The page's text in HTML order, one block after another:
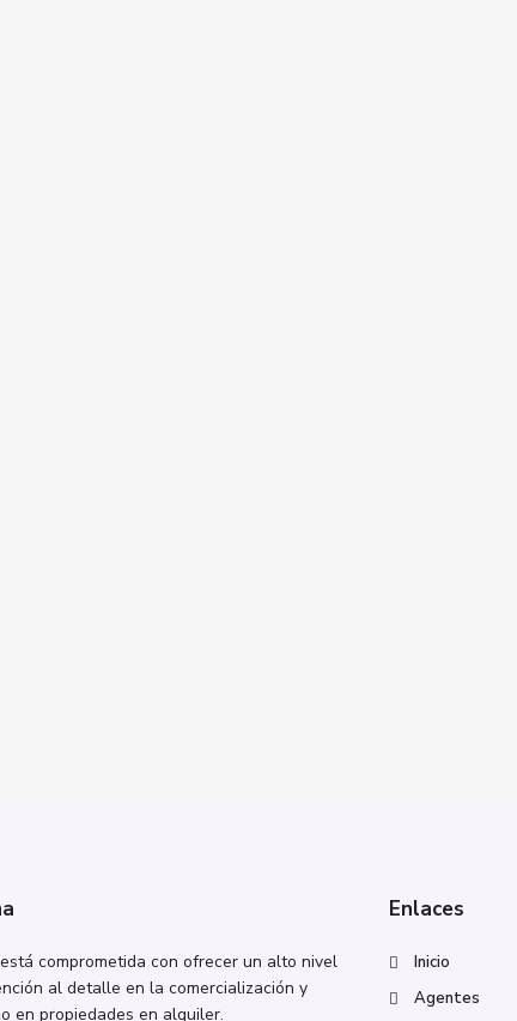
comprometida con ofrecer un alto nivel
al detalle en la comercialización y
en propiedades en alquiler.
Enlaces
Inicio
Agentes